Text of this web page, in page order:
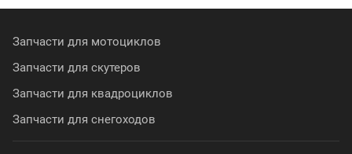
Запчасти для мотоциклов
Запчасти для скутеров
Запчасти для квадроциклов
Запчасти для снегоходов